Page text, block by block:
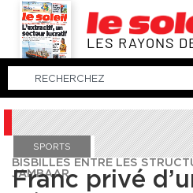
LES RAYONS
SPORTS
BISBILLES ENTRE LES
JAMBAAR
Franc privé